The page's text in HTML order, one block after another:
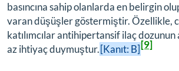
basıncına sahip olanlarda en belirgin
varan düşüşler göstermiştir. Özellikle,
katılımcılar antihipertansif ilaç dozunun
az ihtiyaç duymuştur.[Kanıt: B][9]